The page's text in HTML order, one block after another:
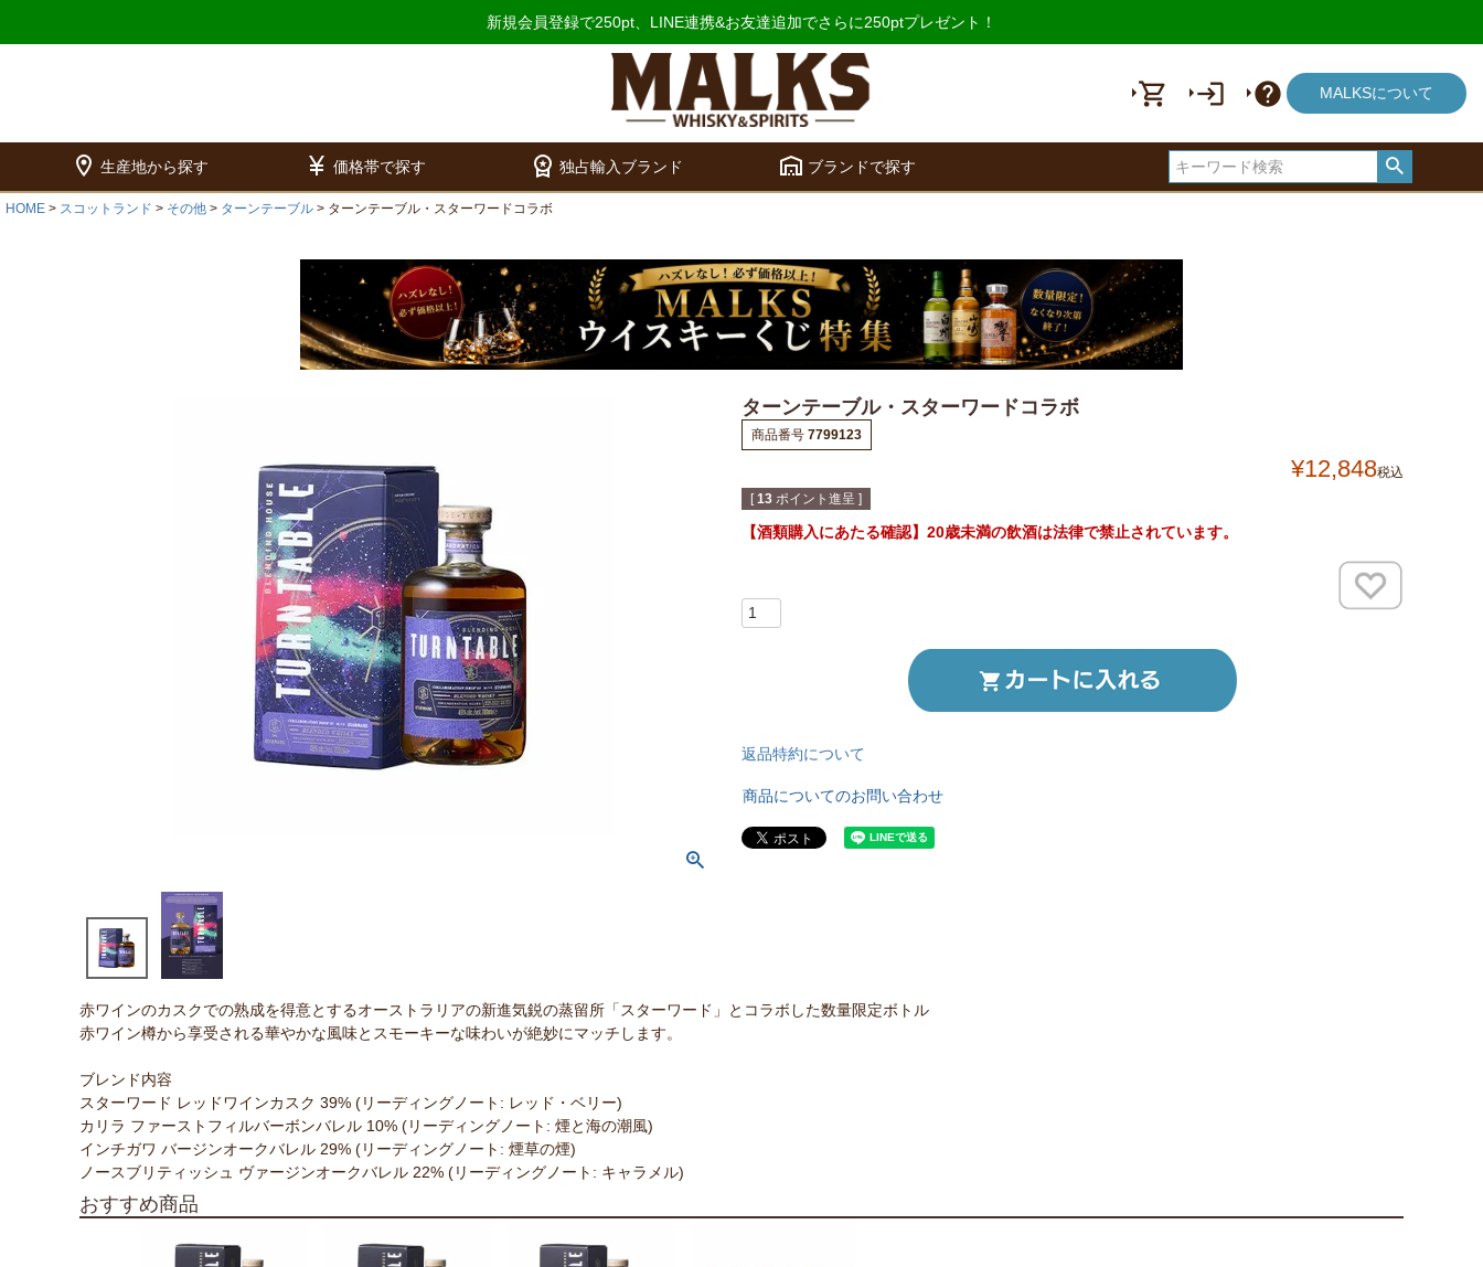
新規会員登録で250pt、 LINE連携&お友達追加でさらに250ptプレゼント！
shopping_cart login help MALKSについて
location_on 生産地から探す currency_yen 価格帯で探す workspace_premium 独占輸入ブランド warehouse ブランドで探す
検索
HOME スコットランド その他 ターンテーブル ターンテーブル・スターワードコラボ
ターンテーブル・スターワードコラボ
商品番号 7799123
¥12,848税込
[ 13 ポイント進呈 ]
【酒類購入にあたる確認】20歳未満の飲酒は法律で禁止されています。
返品特約について
商品についてのお問い合わせ
赤ワインのカスクでの熟成を得意とするオーストラリアの新進気鋭の蒸留所「スターワード」とコラボした数量限定ボトル
赤ワイン樽から享受される華やかな風味とスモーキーな味わいが絶妙にマッチします。
ブレンド内容
スターワード レッドワインカスク 39% (リーディングノート: レッド・ベリー)
カリラ ファーストフィルバーボンバレル 10% (リーディングノート: 煙と海の潮風)
インチガワ バージンオークバレル 29% (リーディングノート: 煙草の煙)
ノースブリティッシュ ヴァージンオークバレル 22% (リーディングノート: キャラメル)
おすすめ商品